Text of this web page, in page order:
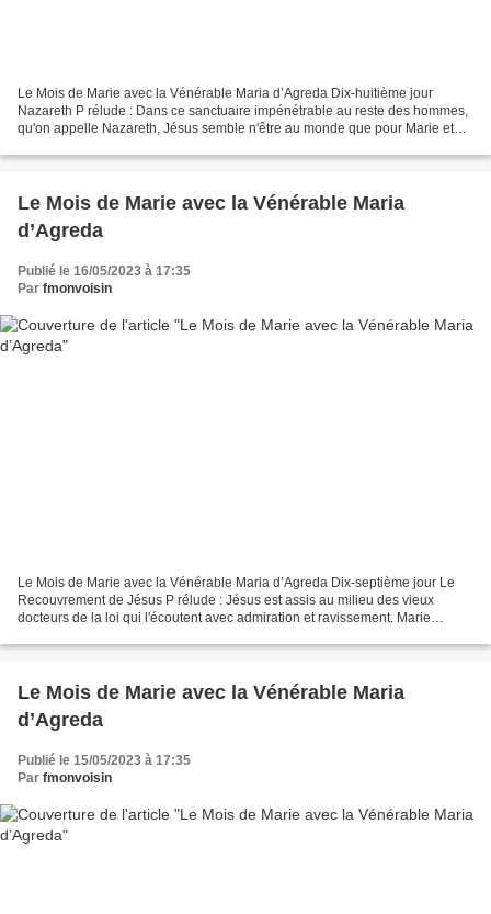
Le Mois de Marie avec la Vénérable Maria d’Agreda Dix-huitième jour
Nazareth P rélude : Dans ce sanctuaire impénétrable au reste des hommes,
qu'on appelle Nazareth, Jésus semble n'être au monde que pour Marie et
Le Mois de Marie avec la Vénérable Maria
d’Agreda
Publié le 16/05/2023 à 17:35
Par fmonvoisin
Le Mois de Marie avec la Vénérable Maria d’Agreda Dix-septième jour Le
Recouvrement de Jésus P rélude : Jésus est assis au milieu des vieux
docteurs de la loi qui l'écoutent avec admiration et ravissement. Marie
Le Mois de Marie avec la Vénérable Maria
d’Agreda
Publié le 15/05/2023 à 17:35
Par fmonvoisin